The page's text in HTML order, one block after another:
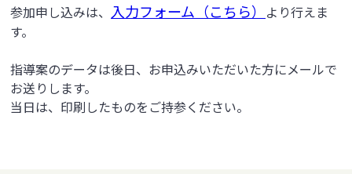
参加申し込みは、 入力フォーム（こちら） より行えま
す。
指導案のデータは後日、お申込みいただいた方にメールで
お送りします。
当日は、印刷したものをご持参ください。